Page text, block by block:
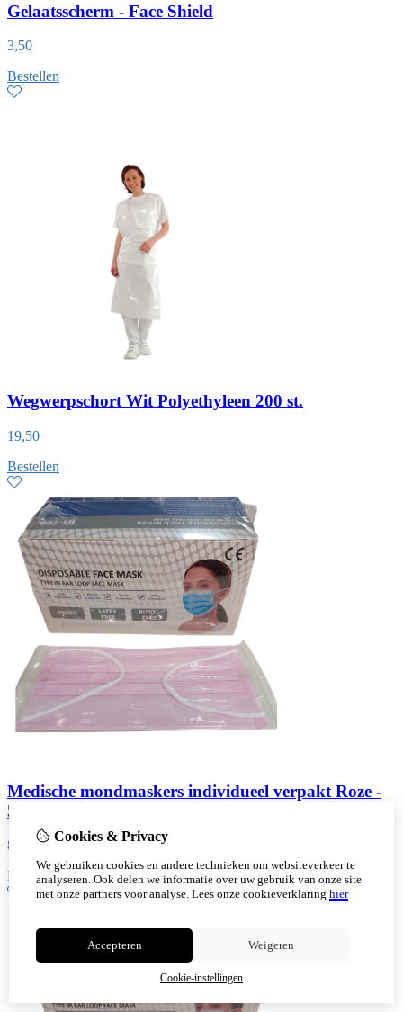
Gelaatsscherm - Face Shield
3,50
Bestellen
Wegwerpschort Wit Polyethyleen 200 st.
19,50
Bestellen
Medische mondmaskers individueel verpakt Roze -
50 st
8,99
6,99
Bestellen
Cookies & Privacy
We gebruiken cookies en andere technieken om websiteverkeer te
analyseren. Ook delen we informatie over uw gebruik van onze site
met onze partners voor analyse. Lees onze cookieverklaring hier
Accepteren Weigeren
Cookie-instellingen